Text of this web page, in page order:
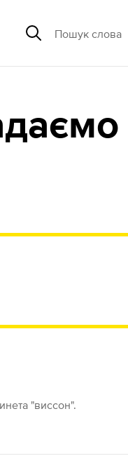
"виссон".